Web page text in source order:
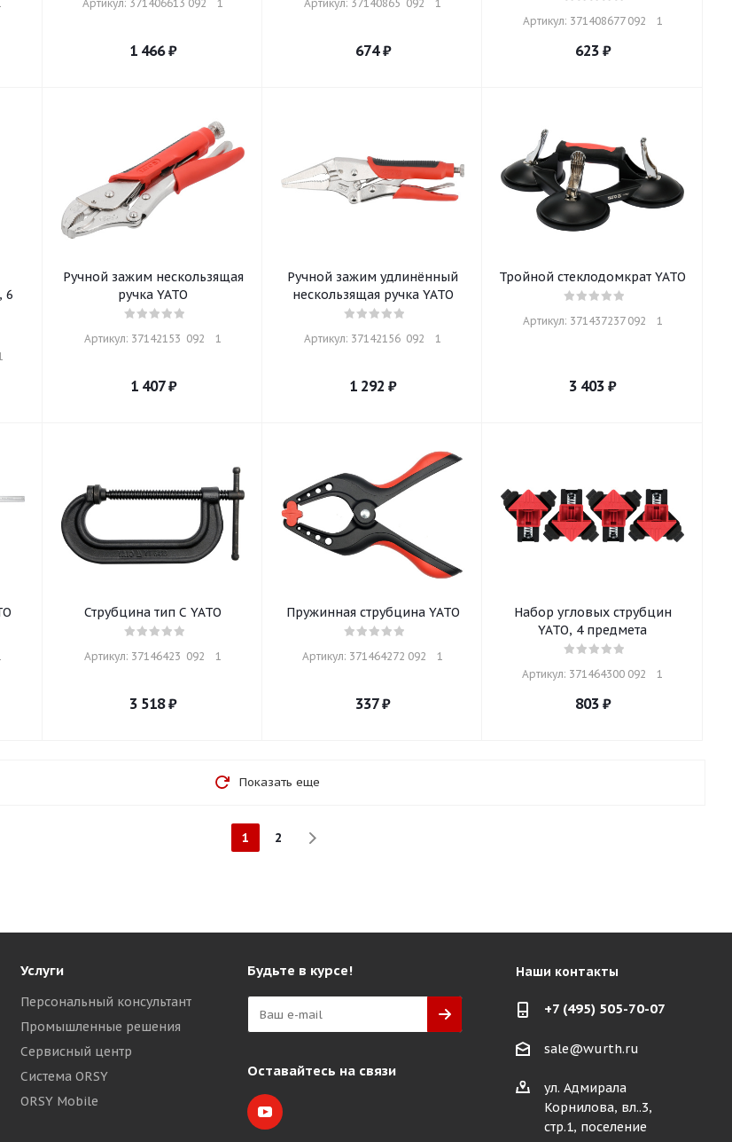
Артикул: 371406613 092    1
1 466₽
Артикул: 37140865  092    1
674₽
Артикул: 371408677 092    1
623₽
6
Ручной зажим нескользящая
ручка YATO
Артикул: 37142153  092    1
1 407₽
Ручной зажим удлинённый
нескользящая ручка YATO
Артикул: 37142156  092    1
1 292 ₽
Тройной стеклодомкрат YATO
Артикул: 371437237 092    1
3 403 ₽
Струбцина тип С YATO
Артикул: 37146423  092    1
3 518₽
Пружинная струбцина YATO
Артикул: 371464272 092    1
337₽
Набор угловых струбцин
YATO, 4 предмета
Артикул: 371464300 092    1
803₽
Показать еще
1 2
Услуги
Персональный консультант
Промышленные решения
Сервисный центр
Система ORSY
ORSY Mobile
Будьте в курсе!
Оставайтесь на связи
Наши контакты
+7 (495) 505-70-07
sale@wurth.ru
ул. Адмирала
Корнилова, вл..3,
стр.1, поселение